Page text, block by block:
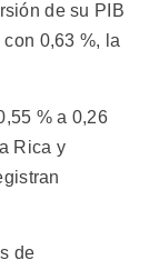
de su PIB
0,63 %, la
% a 0,26
Rica y
de